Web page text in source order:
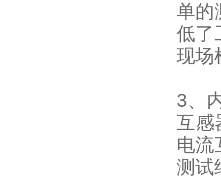
单的
低了
现场
3、
互感
电流
测试